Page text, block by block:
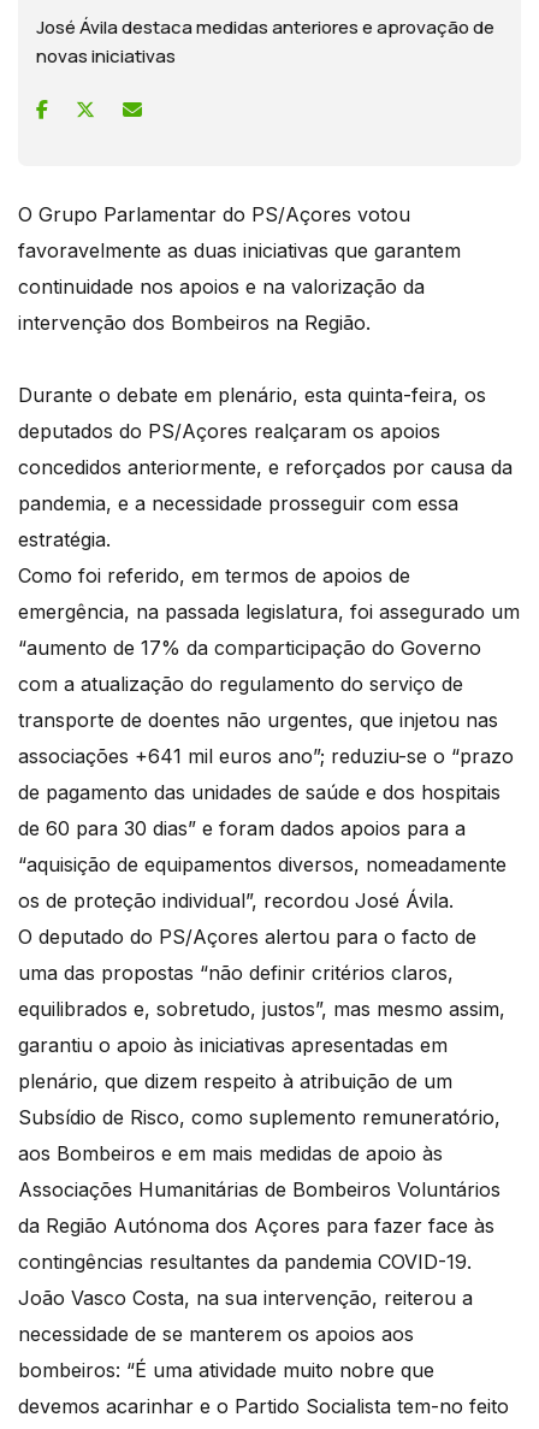
José Ávila destaca medidas anteriores e aprovação de
novas iniciativas
O Grupo Parlamentar do PS/Açores votou
favoravelmente as duas iniciativas que garantem
continuidade nos apoios e na valorização da
intervenção dos Bombeiros na Região.
Durante o debate em plenário, esta quinta-feira, os
deputados do PS/Açores realçaram os apoios
concedidos anteriormente, e reforçados por causa da
pandemia, e a necessidade prosseguir com essa
estratégia.
Como foi referido, em termos de apoios de
emergência, na passada legislatura, foi assegurado um
“aumento de 17% da comparticipação do Governo
com a atualização do regulamento do serviço de
transporte de doentes não urgentes, que injetou nas
associações +641 mil euros ano”; reduziu-se o “prazo
de pagamento das unidades de saúde e dos hospitais
de 60 para 30 dias” e foram dados apoios para a
“aquisição de equipamentos diversos, nomeadamente
os de proteção individual”, recordou José Ávila.
O deputado do PS/Açores alertou para o facto de
uma das propostas “não definir critérios claros,
equilibrados e, sobretudo, justos”, mas mesmo assim,
garantiu o apoio às iniciativas apresentadas em
plenário, que dizem respeito à atribuição de um
Subsídio de Risco, como suplemento remuneratório,
aos Bombeiros e em mais medidas de apoio às
Associações Humanitárias de Bombeiros Voluntários
da Região Autónoma dos Açores para fazer face às
contingências resultantes da pandemia COVID-19.
João Vasco Costa, na sua intervenção, reiterou a
necessidade de se manterem os apoios aos
bombeiros: “É uma atividade muito nobre que
devemos acarinhar e o Partido Socialista tem-no feito